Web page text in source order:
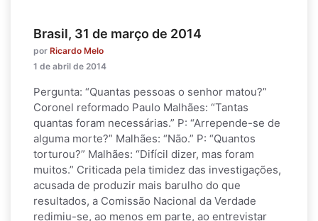
Brasil, 31 de março de 2014
por Ricardo Melo
1 de abril de 2014
Pergunta: “Quantas pessoas o senhor matou?”
Coronel reformado Paulo Malhães: “Tantas
quantas foram necessárias.” P: “Arrepende-se de
alguma morte?” Malhães: “Não.” P: “Quantos
torturou?” Malhães: “Difícil dizer, mas foram
muitos.” Criticada pela timidez das investigações,
acusada de produzir mais barulho do que
resultados, a Comissão Nacional da Verdade
redimiu-se, ao menos em parte, ao entrevistar